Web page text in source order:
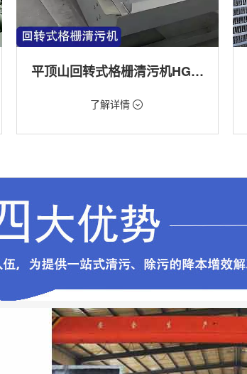
平顶山回转式格栅清污机HG方型-连续式自动清污优选设备
价格：9888元/台
机
了解详情